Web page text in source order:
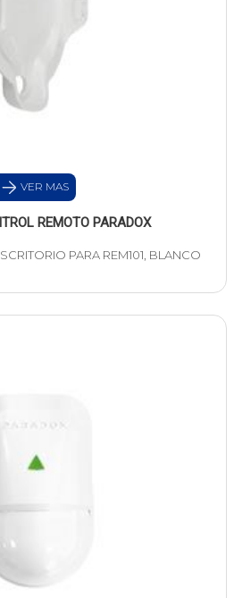
VER MAS
REMOTO PARADOX
PARA REM101, BLANCO